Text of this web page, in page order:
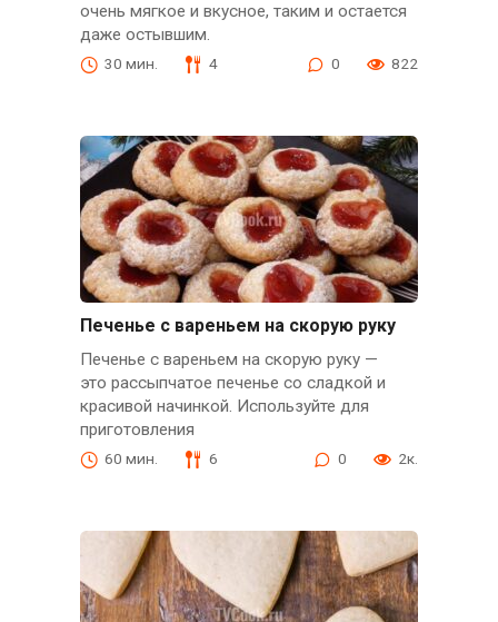
очень мягкое и вкусное, таким и остается
даже остывшим.
30 мин. 4 0 822
Печенье с вареньем на скорую руку
Печенье с вареньем на скорую руку —
это рассыпчатое печенье со сладкой и
красивой начинкой. Используйте для
приготовления
60 мин. 6 0 2к.